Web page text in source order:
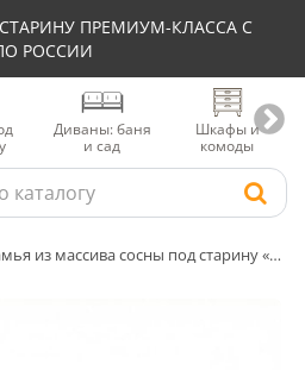
ПРЕМИУМ-КЛАССА С
РОССИИ
Диваны: баня
и сад
Шкафы и
комоды
Диван-скамья из массива сосны под старину «Русский лофт» с подушками